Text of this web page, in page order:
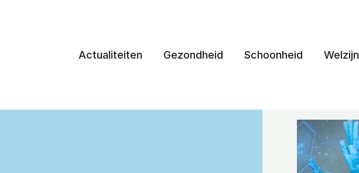
Actualiteiten Gezondheid Schoonheid Welzijn